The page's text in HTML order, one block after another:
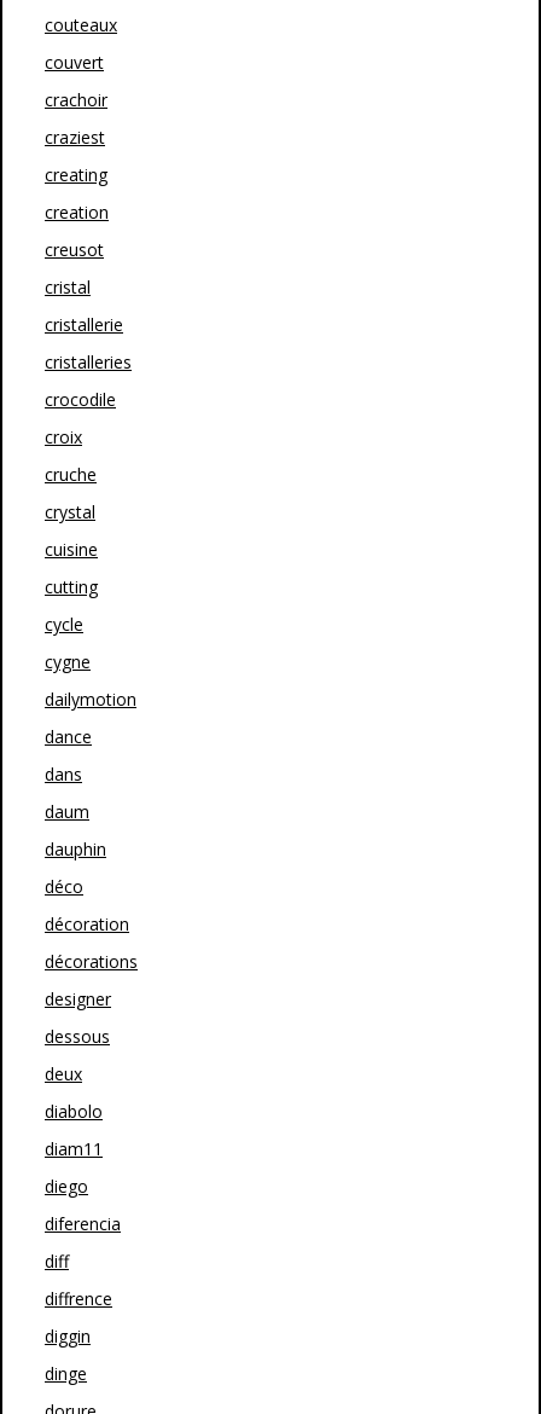
couteaux
couvert
crachoir
craziest
creating
creation
creusot
cristal
cristallerie
cristalleries
crocodile
croix
cruche
crystal
cuisine
cutting
cycle
cygne
dailymotion
dance
dans
daum
dauphin
déco
décoration
décorations
designer
dessous
deux
diabolo
diam11
diego
diferencia
diff
diffrence
diggin
dinge